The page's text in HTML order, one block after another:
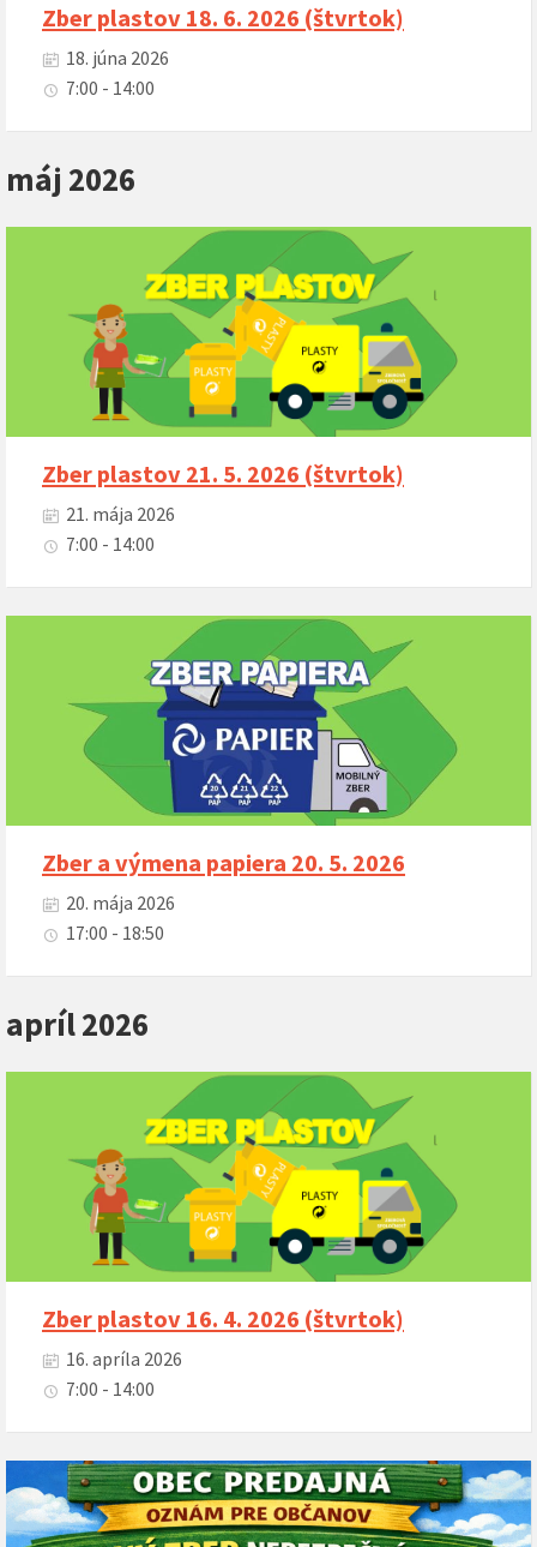
Zber plastov 18. 6. 2026 (štvrtok)
18. júna 2026
7:00 - 14:00
máj 2026
Zber plastov 21. 5. 2026 (štvrtok)
21. mája 2026
7:00 - 14:00
Zber a výmena papiera 20. 5. 2026
20. mája 2026
17:00 - 18:50
apríl 2026
Zber plastov 16. 4. 2026 (štvrtok)
16. apríla 2026
7:00 - 14:00